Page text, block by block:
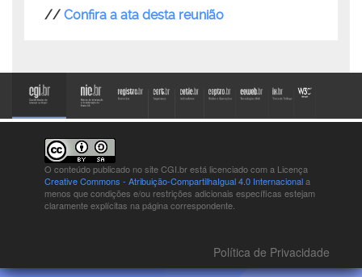
// Confira a ata desta reunião
O conteúdo publicado no site CGI.br está licenciado com a Licença
Creative Commons - Atribuição-CompartilhaIgual 4.0 Internacionala
menos que condições e/ou restrições adicionais específicas estejam
claramente explícitas na página correspondente.
Política de Privacidade